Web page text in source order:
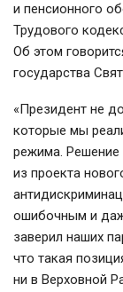
и пенсионного
Трудового
Об этом
государства
«Президент не
которые мы
режима. Решение
из проекта
ошибочным и
заверил наших
что такая
ни в Верховной